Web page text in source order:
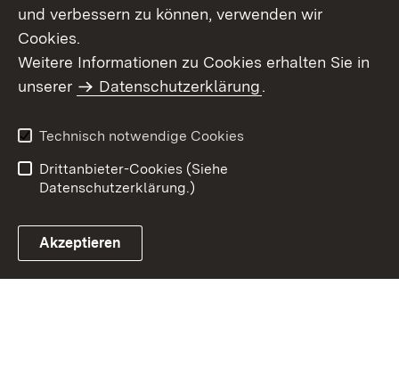
Benutzungshinweise
Erklärung zur
und verbessern zu können, verwenden wir
Cookies.
Weitere Informationen zu Cookies erhalten Sie in
unserer
Datenschutzerklärung.
Technisch notwendige Cookies
Drittanbieter-Cookies (Siehe
Datenschutzerklärung.)
Akzeptieren